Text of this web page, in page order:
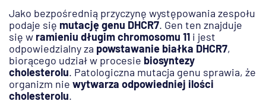
Jako bezpośrednią przyczynę występowania zespołu
podaje się mutację genu DHCR7. Gen ten znajduje
się w ramieniu długim chromosomu 11 i jest
odpowiedzialny za powstawanie białka DHCR7,
biorącego udział w procesie biosyntezy
cholesterolu. Patologiczna mutacja genu sprawia, że
organizm nie wytwarza odpowiedniej ilości
cholesterolu.